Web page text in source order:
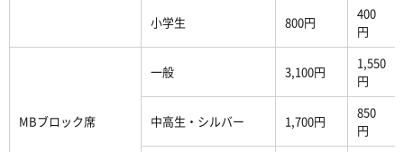
小学生 800円
400
円
MBブロック席
一般 3,100円
1,550
円
中高生・シルバー 1,700円
850
円